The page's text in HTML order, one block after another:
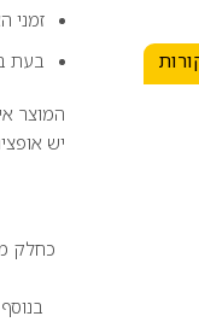
זמני האספקה
בעת
המוצר
יש
כחלק